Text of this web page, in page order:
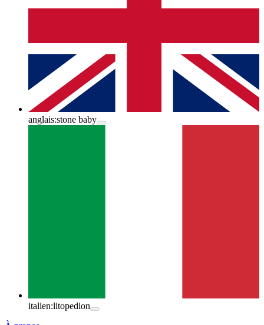
anglais:stone baby
italien:litopedion